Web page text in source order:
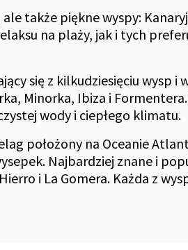
także piękne wyspy:
na plaży, jak i tych
się z kilkudziesięciu wysp
Minorka, Ibiza i
wody i ciepłego klimatu.
położony na Oceanie
Najbardziej znane i
i La Gomera. Każda z